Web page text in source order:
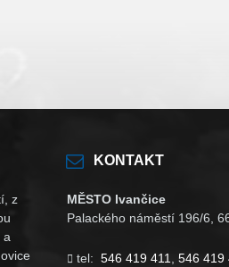
z
a
KONTAKT
MĚSTO Ivančice
Palackého náměstí 196/6,
 tel:546 419 411 ,546 419